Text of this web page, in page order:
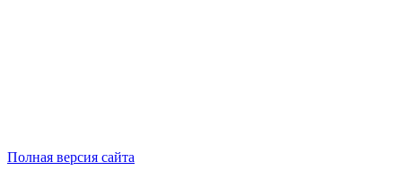
Полная версия сайта